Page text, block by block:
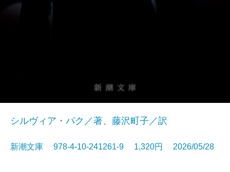
シルヴィア・パク／著、藤沢町子／訳
新潮文庫 978-4-10-241261-9 1,320円 2026/05/28